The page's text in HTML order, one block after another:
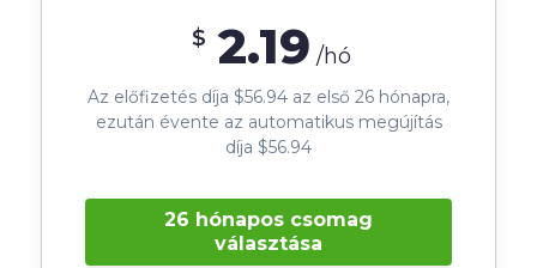
$ 2.19 /hó
Az előfizetés díja $56.94 az első 26 hónapra,
ezután évente az automatikus megújítás
díja $56.94
26 hónapos csomag
választása